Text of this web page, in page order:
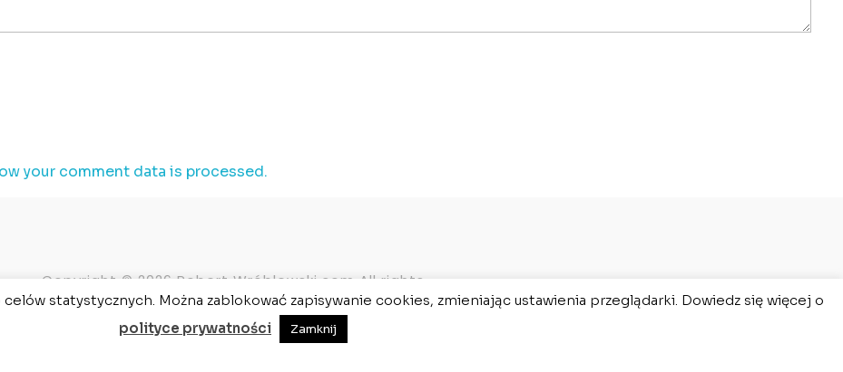
your comment data is processed.
Copyright © 2026 Robert Wróblewski.com All rights
reserved.
statystycznych. Można zablokować zapisywanie cookies, zmieniając ustawienia przeglądarki. Dowiedz się więcej o
polityce prywatności
Zamknij